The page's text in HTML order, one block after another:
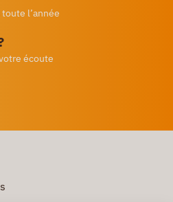
l’année
écoute